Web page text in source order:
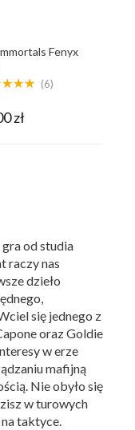
Fenyx
(6)
zł
od studia
raczy nas
dzieło
się jednego z
oraz Goldie
w erze
mafijną
Nie obyło się
w turowych
taktyce.